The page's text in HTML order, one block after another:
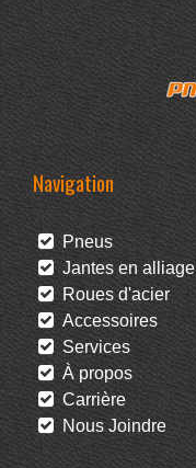
Navigation
Pneus
Jantes en alliage
Roues d'acier
Accessoires
Services
À propos
Carrière
Nous Joindre